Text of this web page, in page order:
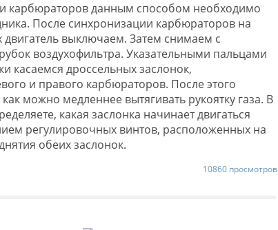
карбюраторов данным способом необходимо
После синхронизации карбюраторов на
двигатель выключаем. Затем снимаем с
воздухофильтра. Указательными пальцами
касаемся дроссельных заслонок,
и правого карбюраторов. После этого
можно медленнее вытягивать рукоятку газа. В
какая заслонка начинает двигаться
регулировочных винтов, расположенных на
обеих заслонок.
10860 просмотров